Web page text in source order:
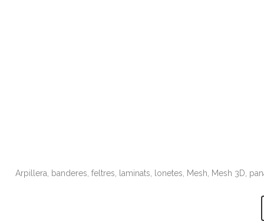
Arpillera, banderes, feltres, laminats, lonetes, Mesh, Mesh 3D,